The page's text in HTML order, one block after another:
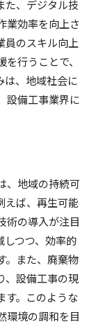
た、デジタル技
業効率を向上さ
員のスキル向上
行うことで、
は、地域社会に
設備工事業界に
、地域の持続可
えば、再生可能
術の導入が注目
しつつ、効率的
。また、廃棄物
、設備工事の現
す。このような
環境の調和を目